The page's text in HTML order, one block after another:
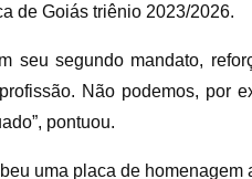
de Goiás triênio 2023/2026.
seu segundo mandato,
Não podemos, por
pontuou.
uma placa de homenagem